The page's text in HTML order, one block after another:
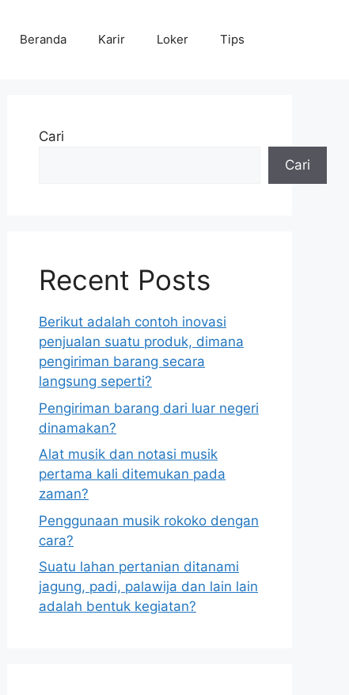
Beranda Karir Loker Tips
Cari
Cari
Recent Posts
Berikut adalah contoh inovasi
penjualan suatu produk, dimana
pengiriman barang secara
langsung seperti?
Pengiriman barang dari luar negeri
dinamakan?
Alat musik dan notasi musik
pertama kali ditemukan pada
zaman?
Penggunaan musik rokoko dengan
cara?
Suatu lahan pertanian ditanami
jagung, padi, palawija dan lain lain
adalah bentuk kegiatan?